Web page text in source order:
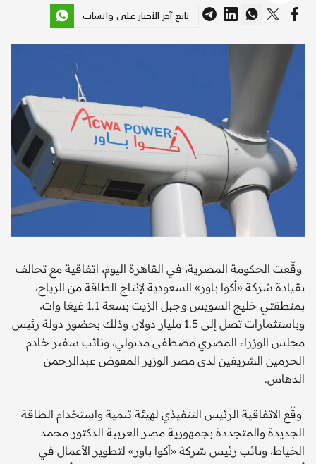
تابع آخر الأخبار على واتساب
وقّعت الحكومة المصرية، في القاهرة اليوم، اتفاقية مع تحالف
بقيادة شركة «أكوا باور» السعودية لإنتاج الطاقة من الرياح،
بمنطقتي خليج السويس وجبل الزيت بسعة 1.1 غيغا وات،
وباستثمارات تصل إلى 1.5 مليار دولار، وذلك بحضور دولة رئيس
مجلس الوزراء المصري مصطفى مدبولي، ونائب سفير خادم
الحرمين الشريفين لدى مصر الوزير المفوض عبدالرحمن
الدهاس.
وقّع الاتفاقية الرئيس التنفيذي لهيئة تنمية واستخدام الطاقة
الجديدة والمتجددة بجمهورية مصر العربية الدكتور محمد
الخياط، ونائب رئيس شركة «أكوا باور» لتطوير الأعمال في